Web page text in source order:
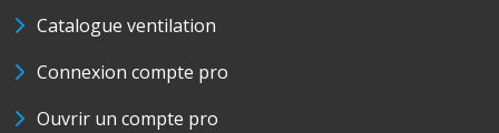
Catalogue ventilation
Connexion compte pro
Ouvrir un compte pro